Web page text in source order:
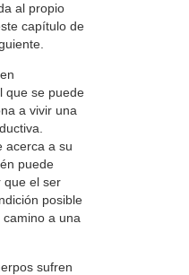
al propio
capítulo de
que se puede
a vivir una
acerca a su
puede
que el ser
posible
a una
sufren